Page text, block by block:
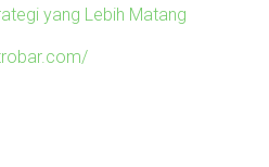
yang Lebih Matang